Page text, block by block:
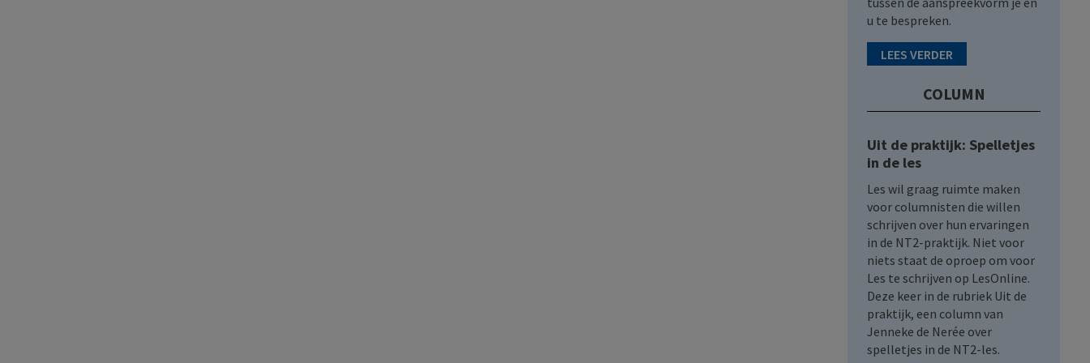
u te bespreken.
LEES VERDER
COLUMN
Uit de praktijk: Spelletjes
in de les
Les wil graag ruimte maken
voor columnisten die willen
schrijven over hun ervaringen
in de NT2-praktijk. Niet voor
niets staat de oproep om voor
Les te schrijven op LesOnline.
Deze keer in de rubriek Uit de
praktijk, een column van
Jenneke de Nerée over
spelletjes in de NT2-les.